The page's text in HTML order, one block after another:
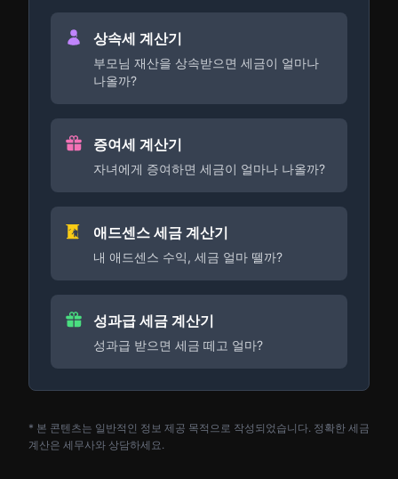
상속세 계산기
부모님 재산을 상속받으면 세금이 얼마나
나올까?
증여세 계산기
자녀에게 증여하면 세금이 얼마나 나올까?
애드센스 세금 계산기
내 애드센스 수익, 세금 얼마 뗄까?
성과급 세금 계산기
성과급 받으면 세금 떼고 얼마?
* 본 콘텐츠는 일반적인 정보 제공 목적으로 작성되었습니다. 정확한 세금
계산은 세무사와 상담하세요.